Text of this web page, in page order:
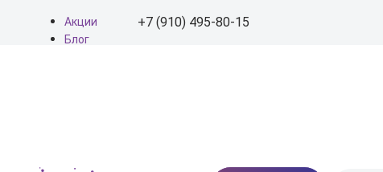
Акции
Блог
+7 (910) 495-80-15